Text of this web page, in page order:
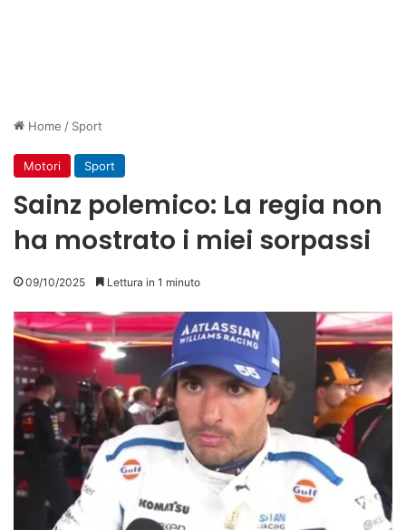
Home / Sport
Motori Sport
Sainz polemico: La regia non
ha mostrato i miei sorpassi
09/10/2025 Lettura in 1 minuto